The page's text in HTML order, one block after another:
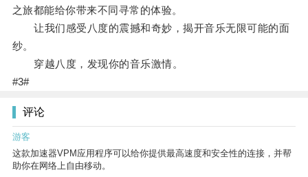
之旅都能给你带来不同寻常的体验。
让我们感受八度的震撼和奇妙，揭开音乐无限可能的面
纱。
穿越八度，发现你的音乐激情。
#3#
评论
游客
这款加速器VPM应用程序可以给你提供最高速度和安全性的连接，并帮
助你在网络上自由移动。